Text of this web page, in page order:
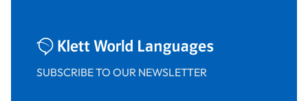
SUBSCRIBE TO OUR NEWSLETTER